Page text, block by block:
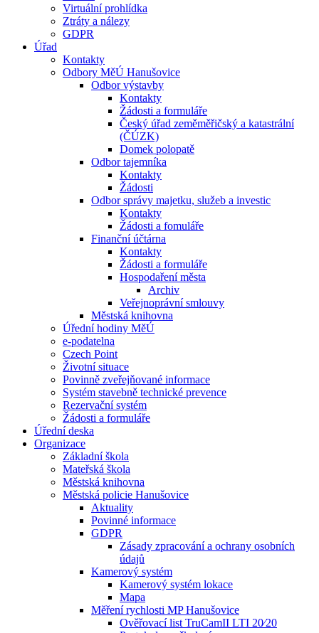
Virtuální prohlídka
Ztráty a nálezy
GDPR
Úřad
Kontakty
Odbory MěÚ Hanušovice
Odbor výstavby
Kontakty
Žádosti a formuláře
Český úřad zeměměřičský a katastrální
(ČÚZK)
Domek polopatě
Odbor tajemníka
Kontakty
Žádosti
Odbor správy majetku, služeb a investic
Kontakty
Žádosti a fomuláře
Finanční účtárna
Kontakty
Žádosti a formuláře
Hospodaření města
Archiv
Veřejnoprávní smlouvy
Městská knihovna
Úřední hodiny MěÚ
e-podatelna
Czech Point
Životní situace
Povinně zveřejňované informace
Systém stavebně technické prevence
Rezervační systém
Žádosti a formuláře
Úřední deska
Organizace
Základní škola
Mateřská škola
Městská knihovna
Městská policie Hanušovice
Aktuality
Povinné informace
GDPR
Zásady zpracování a ochrany osobních
údajů
Kamerový systém
Kamerový systém lokace
Mapa
Měření rychlosti MP Hanušovice
Ověřovací list TruCamII LTI 20⁄20